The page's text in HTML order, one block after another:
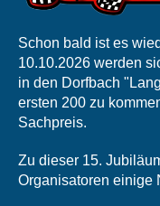
Schon bald ist es
10.10.2026 werden
in den Dorfbach
ersten 200 zu
Sachpreis.
Zu dieser 15.
Organisatoren einige